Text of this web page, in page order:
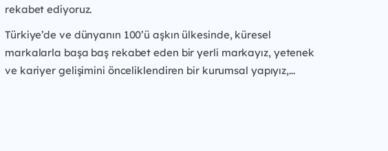
rekabet ediyoruz.
Türkiye’de ve dünyanın 100’ü aşkın ülkesinde, küresel
markalarla başa baş rekabet eden bir yerli markayız, yetenek
ve kariyer gelişimini önceliklendiren bir kurumsal yapıyız,...